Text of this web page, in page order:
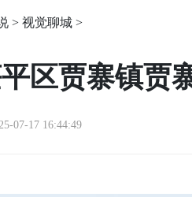
> 视觉聊城 >
区贾寨镇贾
07-17 16:44:49